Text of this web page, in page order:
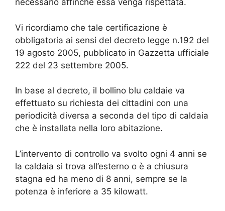
necessario affinché essa venga rispettata.
Vi ricordiamo che tale certificazione è
obbligatoria ai sensi del decreto legge n.192 del
19 agosto 2005, pubblicato in Gazzetta ufficiale
222 del 23 settembre 2005.
In base al decreto, il bollino blu caldaie va
effettuato su richiesta dei cittadini con una
periodicità diversa a seconda del tipo di caldaia
che è installata nella loro abitazione.
L’intervento di controllo va svolto ogni 4 anni se
la caldaia si trova all’esterno o è a chiusura
stagna ed ha meno di 8 anni, sempre se la
potenza è inferiore a 35 kilowatt.